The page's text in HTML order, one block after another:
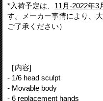
*入荷予定は、 11月-2022年3
す。メーカー事情により、
ご了承ください）
［内容]
- 1/6 head sculpt
- Movable body
- 6 replacement hands